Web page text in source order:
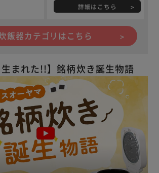
詳細はこちら
飯器カテゴリはこちら
まれた!!】銘柄炊き誕生物語